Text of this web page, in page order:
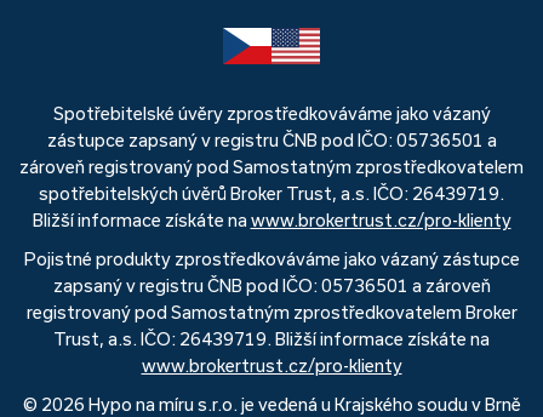
Spotřebitelské úvěry zprostředkováváme jako vázaný
zástupce zapsaný v registru ČNB pod IČO: 05736501 a
zároveň registrovaný pod Samostatným zprostředkovatelem
spotřebitelských úvěrů Broker Trust, a.s. IČO: 26439719.
Bližší informace získáte na www.brokertrust.cz/pro-klienty
Pojistné produkty zprostředkováváme jako vázaný zástupce
zapsaný v registru ČNB pod IČO: 05736501 a zároveň
registrovaný pod Samostatným zprostředkovatelem Broker
Trust, a.s. IČO: 26439719. Bližší informace získáte na
www.brokertrust.cz/pro-klienty
© 2026 Hypo na míru s.r.o. je vedená u Krajského soudu v Brně